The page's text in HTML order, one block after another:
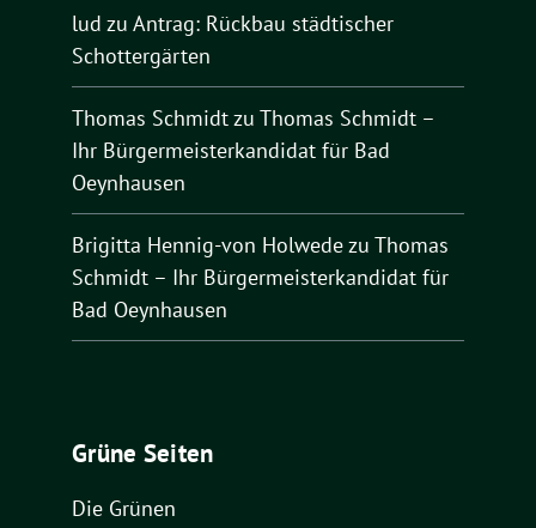
lud zu Antrag: Rückbau städtischer
Schottergärten
Thomas Schmidtzu Thomas Schmidt –
Ihr Bürgermeisterkandidat für Bad
Oeynhausen
Brigitta Hennig-von Holwedezu Thomas
Schmidt – Ihr Bürgermeisterkandidat für
Bad Oeynhausen
Grüne Seiten
Die Grünen